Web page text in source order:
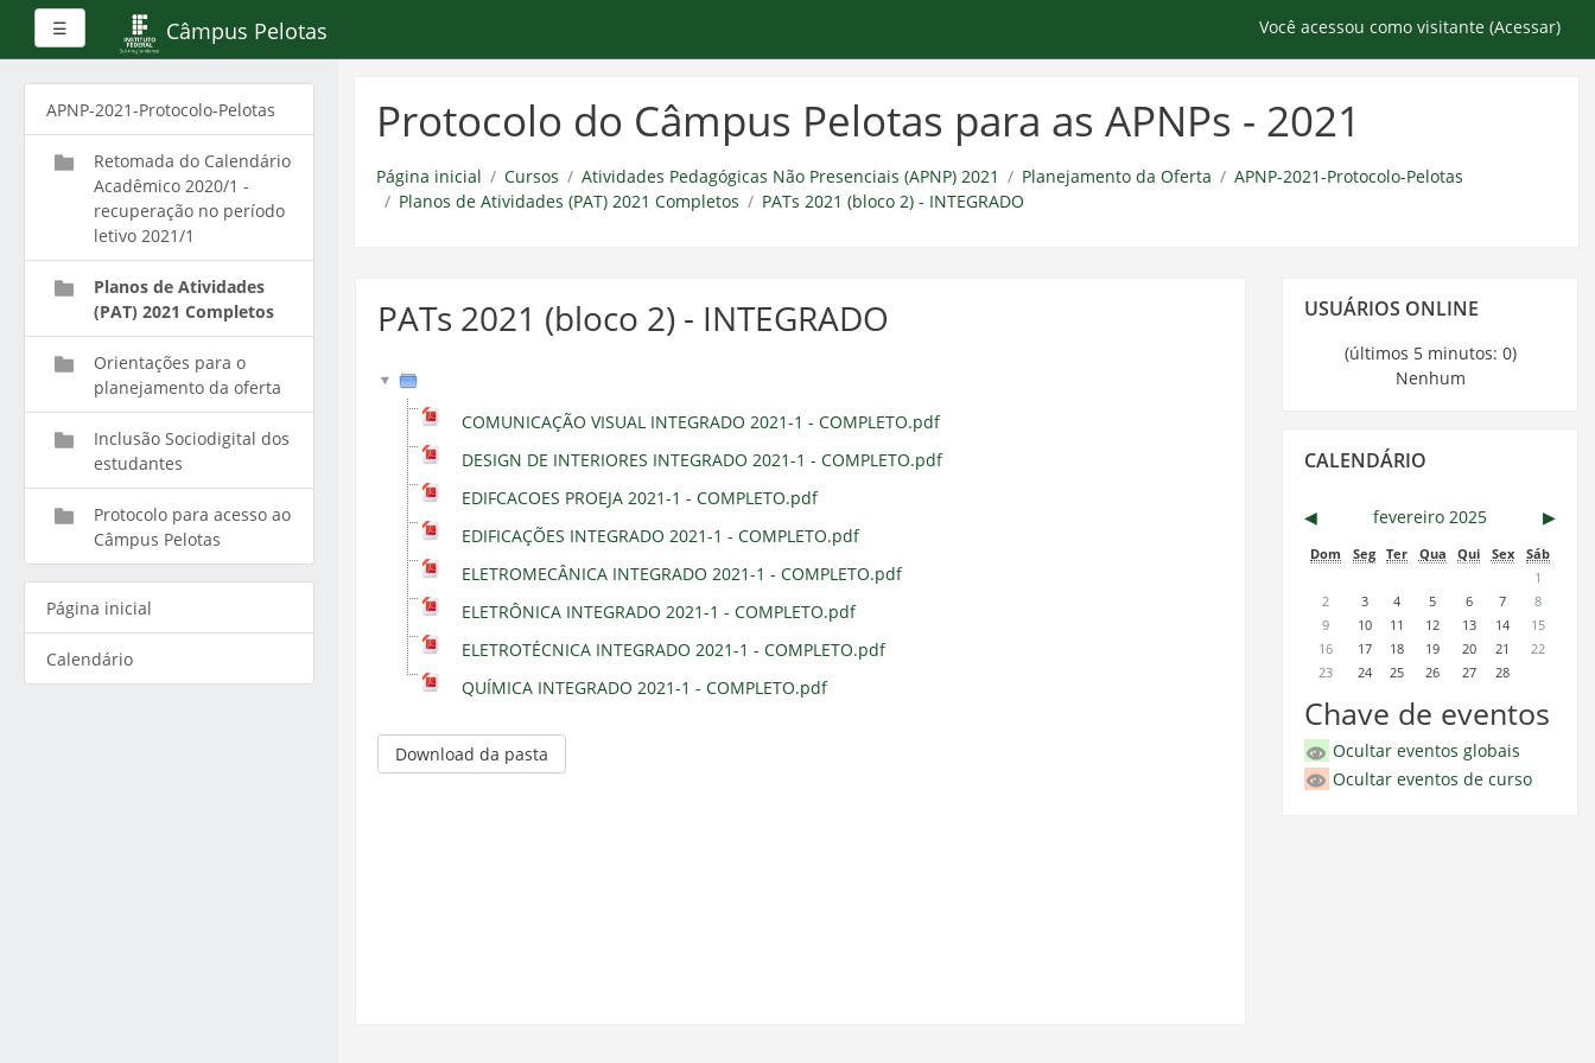
principal
☰ Painel lateralCâmpus Pelotas Você acessou como visitante (Acessar)
Protocolo do Câmpus Pelotas para as APNPs - 2021
Página inicial Cursos Atividades Pedagógicas Não Presenciais (APNP) 2021 Planejamento da Oferta
APNP-2021-Protocolo-Pelotas
Planos de Atividades (PAT) 2021 Completos
PATs 2021 (bloco 2) - INTEGRADO
PATs 2021 (bloco 2) - INTEGRADO
COMUNICAÇÃO VISUAL INTEGRADO 2021-1 - COMPLETO.pdf
DESIGN DE INTERIORES INTEGRADO 2021-1 - COMPLETO.pdf
EDIFCACOES PROEJA 2021-1 - COMPLETO.pdf
EDIFICAÇÕES INTEGRADO 2021-1 - COMPLETO.pdf
ELETROMECÂNICA INTEGRADO 2021-1 - COMPLETO.pdf
ELETRÔNICA INTEGRADO 2021-1 - COMPLETO.pdf
ELETROTÉCNICA INTEGRADO 2021-1 - COMPLETO.pdf
QUÍMICA INTEGRADO 2021-1 - COMPLETO.pdf
Download da pasta
Usuários
USUÁRIOS ONLINE
(últimos 5 minutos: 0)
Nenhum
Calendário
CALENDÁRIO
◀︎ fevereiro 2025 ▶︎
Dom Seg Ter Qua Qui Sex
Sáb
1
2
3 4 5 6 7
8
9
10 11 12 13 14
15
16
17 18 19 20 21
22
23
24 25 26 27 28
Chave de eventos
Ocultar eventos globais
Ocultar eventos de curso
APNP-2021-Protocolo-Pelotas
Retomada do Calendário
Acadêmico 2020/1 -
recuperação no período
letivo 2021/1
Planos de Atividades
(PAT) 2021 Completos
Orientações para o
planejamento da oferta
Inclusão Sociodigital dos
estudantes
Protocolo para acesso ao
Câmpus Pelotas
Página inicial
Calendário